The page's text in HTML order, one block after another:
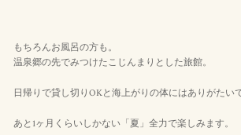
もちろんお風呂の方も。
温泉郷の先でみつけたこじんまりとした旅館。
日帰りで貸し切りOKと海上がりの体にはありがたいで
あと1ヶ月くらいしかない「夏」全力で楽しみます。